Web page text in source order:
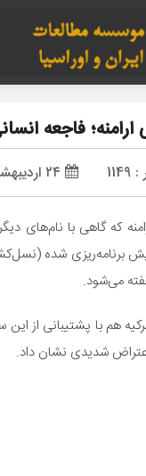
فاجعه
می‌شود.
هم با پشتیبانی از
شدیدی نشان داد.